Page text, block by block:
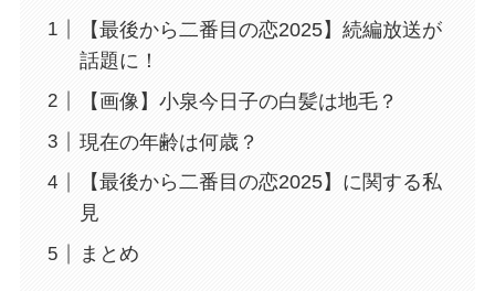
【最後から二番目の恋2025】続編放送が
話題に！
【画像】小泉今日子の白髪は地毛？
現在の年齢は何歳？
【最後から二番目の恋2025】に関する私
見
まとめ